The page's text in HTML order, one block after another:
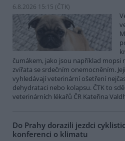
6.8.2026 15:15 (ČTK)
čumákem, jako jsou například mopsi
zvířata se srdečním onemocněním.
vyhledávají veterinární ošetření
dehydrataci nebo kolapsu. ČTK to
veterinárních lékařů ČR Kateřina
Do Prahy dorazili jezdci
konferenci o klimatu